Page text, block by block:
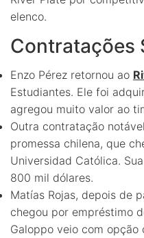
elenco.
Contratações
Enzo Pérez retornou ao
Estudiantes. Ele foi
agregou muito valor ao
Outra contratação
promessa chilena, que
Universidad Católica.
800 mil dólares.
Matías Rojas, depois de
chegou por empréstimo
Galoppo veio com